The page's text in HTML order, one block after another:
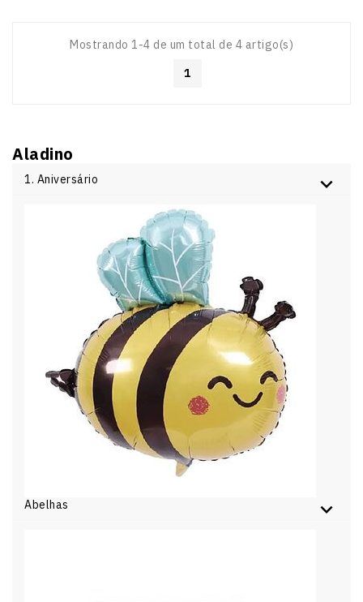
Mostrando 1-4 de um total de 4 artigo(s)
1
Aladino
1. Aniversário
Abelhas